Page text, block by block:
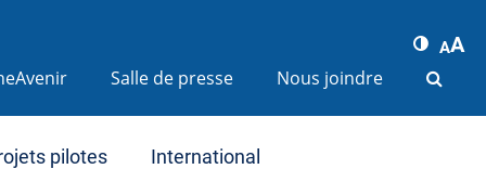
AA
Salle de presse Nous joindre
pilotes International